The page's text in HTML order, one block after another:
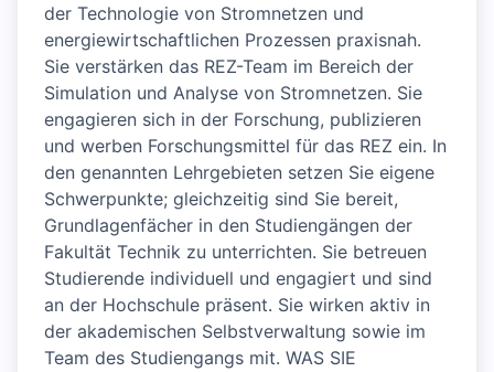
der Technologie von Stromnetzen und
energiewirtschaftlichen Prozessen praxisnah.
Sie verstärken das REZ-Team im Bereich der
Simulation und Analyse von Stromnetzen. Sie
engagieren sich in der Forschung, publizieren
und werben Forschungsmittel für das REZ ein. In
den genannten Lehrgebieten setzen Sie eigene
Schwerpunkte; gleichzeitig sind Sie bereit,
Grundlagenfächer in den Studiengängen der
Fakultät Technik zu unterrichten. Sie betreuen
Studierende individuell und engagiert und sind
an der Hochschule präsent. Sie wirken aktiv in
der akademischen Selbstverwaltung sowie im
Team des Studiengangs mit. WAS SIE